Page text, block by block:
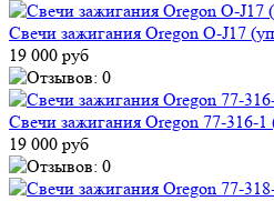
Свечи зажигания Oregon O-J17
19 000 руб
Свечи зажигания Oregon 77-316-1
19 000 руб